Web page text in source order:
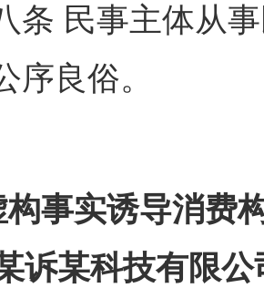
民事主体从事
序良俗。
事实诱导消费
某科技有限公